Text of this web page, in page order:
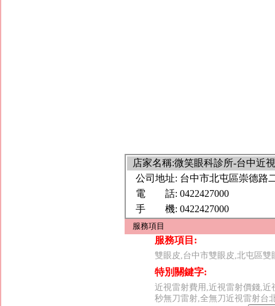
店家名稱:微笑眼科診所-台中
公司地址: 台中市北屯區崇德路
電 話: 0422427000
手 機: 0422427000
服務項目
服務項目:
雙眼皮,台中市雙眼皮,北屯區雙
特別關鍵字:
近視雷射費用,近視雷射價錢,近
秒無刀雷射,全無刀近視雷射台